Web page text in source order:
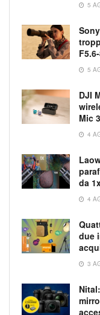
5
5
DJI
Mic 3
4
da
4
due
3